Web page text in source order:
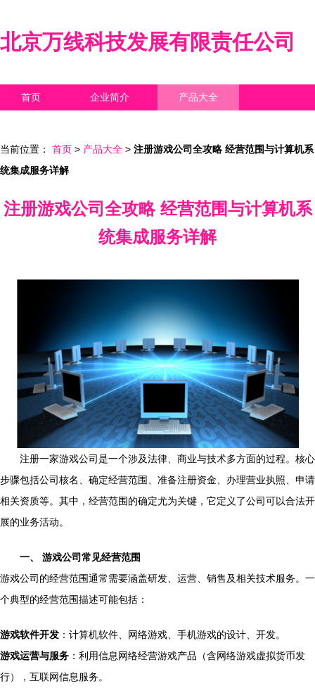
北京万线科技发展有限责任公司
首页 企业简介 产品大全
当前位置： 首页 > 产品大全 > 注册游戏公司全攻略 经营范围与计算机系
统集成服务详解
注册游戏公司全攻略 经营范围与计算机系
统集成服务详解
注册一家游戏公司是一个涉及法律、商业与技术多方面的过程。核心
步骤包括公司核名、确定经营范围、准备注册资金、办理营业执照、申请
相关资质等。其中，经营范围的确定尤为关键，它定义了公司可以合法开
展的业务活动。
一、 游戏公司常见经营范围
游戏公司的经营范围通常需要涵盖研发、运营、销售及相关技术服务。一
个典型的经营范围描述可能包括：
游戏软件开发 ：计算机软件、网络游戏、手机游戏的设计、开发。
游戏运营与服务 ：利用信息网络经营游戏产品（含网络游戏虚拟货币发
行），互联网信息服务。